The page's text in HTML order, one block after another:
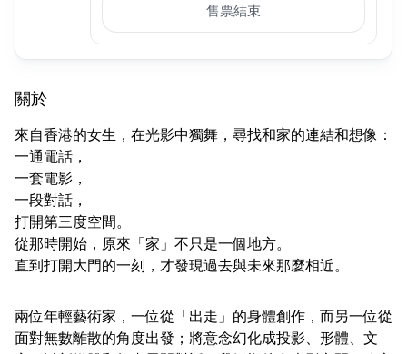
售票結束
關於
來自香港的女生，在光影中獨舞，尋找和家的連結和想像：
⼀通電話，
⼀套電影，
⼀段對話，
打開第三度空間。
從那時開始，原來「家」不只是一個地方。
直到打開大門的一刻，才發現過去與未來那麼相近。
兩位年輕藝術家，一位從「出走」的身體創作，而另一位從
面對無數離散的角度出發；將意念幻化成投影、形體、⽂